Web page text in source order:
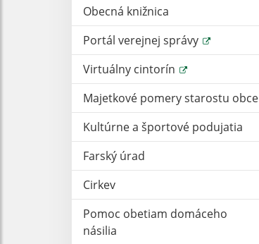
Obecná knižnica
Portál verejnej správy
Virtuálny cintorín
Majetkové pomery starostu obce
Kultúrne a športové podujatia
Farský úrad
Cirkev
Pomoc obetiam domáceho
násilia